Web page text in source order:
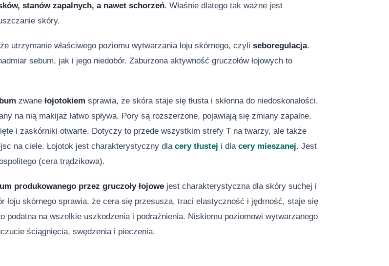
stanów zapalnych, a nawet schorzeń. Właśnie dlatego tak ważne jest
skóry.
utrzymanie właściwego poziomu wytwarzania łoju skórnego, czyliseboregulacja.
sebum, jak i jego niedobór. Zaburzona aktywność gruczołów łojowych to
zwanełojotokiemsprawia, że skóra staje się tłusta i skłonna do niedoskonałości.
na nią makijaż łatwo spływa. Pory są rozszerzone, pojawiają się zmiany zapalne,
i zaskórniki otwarte. Dotyczy to przede wszystkim strefy T na twarzy, ale także
na ciele. Łojotok jest charakterystyczny dlacery tłustej i dlacery mieszanej. Jest
(cera trądzikowa).
produkowanego przez gruczoły łojowe jest charakterystyczna dla skóry suchej i
łoju skórnego sprawia, że cera się przesusza, traci elastyczność i jędrność, staje się
podatna na wszelkie uszkodzenia i podrażnienia. Niskiemu poziomowi wytwarzanego
ściągnięcia, swędzenia i pieczenia.